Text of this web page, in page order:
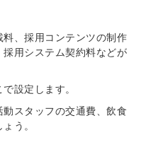
、採用コンテンツの制作
用システム契約料などが
設定します。
スタッフの交通費、飲食
う。